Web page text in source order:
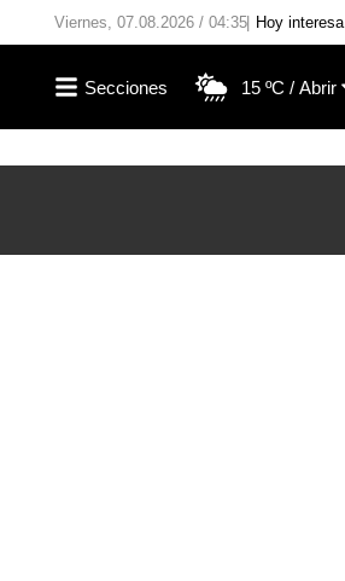
Viernes, 07.08.2026 / 04:35 Hoy interesa
15 ºC